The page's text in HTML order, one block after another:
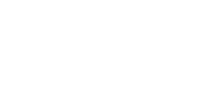
ilahi bir beyandır. Düşünmek,
korelasyon kurulur. Oysa
Aklın beyinle kuşkusuz ilgisi